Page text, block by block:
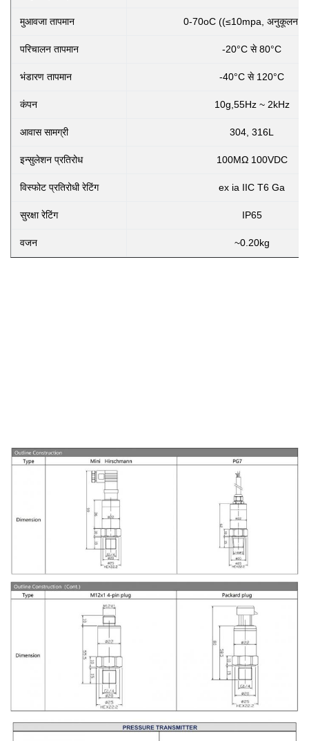
मुआवजा तापमान 0-70oC ((≤10mpa, अनुकूलन
परिचालन तापमान -20°C से 80°C
भंडारण तापमान -40°C से 120°C
कंपन 10g,55Hz ~ 2kHz
आवास सामग्री 304, 316L
इन्सुलेशन प्रतिरोध 100MΩ 100VDC
विस्फोट प्रतिरोधी रेटिंग ex ia IIC T6 Ga
सुरक्षा रेटिंग IP65
वजन ~0.20kg